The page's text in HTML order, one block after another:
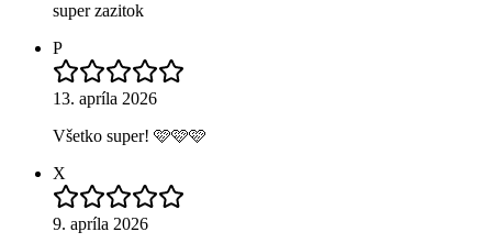
super zazitok
P
13. apríla 2026
Všetko super! 🩷🩷🩷
X
9. apríla 2026